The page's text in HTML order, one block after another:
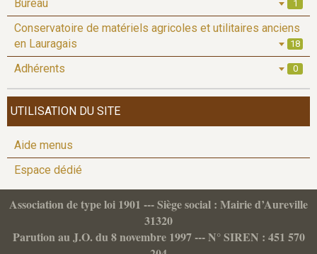
Bureau 1
Conservatoire de matériels agricoles et utilitaires anciens
en Lauragais
18
Adhérents 0
UTILISATION DU SITE
Aide menus
Espace dédié
Association de type loi 1901 --- Siège social : Mairie d’Aureville
31320
Parution au J.O. du 8 novembre 1997 --- N° SIREN : 451 570